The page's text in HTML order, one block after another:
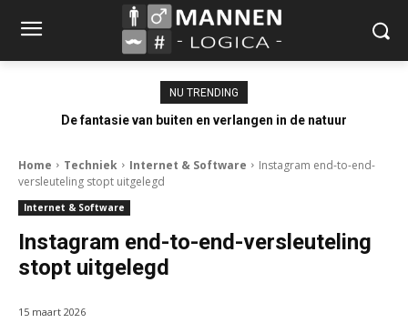
NU TRENDING
De fantasie van buiten en verlangen in de natuur
Home Techniek Internet & Software
Instagram end-to-end-
versleuteling stopt uitgelegd
Internet & Software
Instagram end-to-end-versleuteling
stopt uitgelegd
15 maart 2026